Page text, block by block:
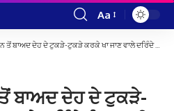
Font
Resizer
Aa
ਦੇਹ ਦੇ ਟੁਕੜੇ-ਟੁਕੜੇ ਕਰਕੇ ਖਾ ਜਾਣ ਵਾਲੇ ਦਰਿੰਦੇ ਨੂੰ ਸੁਣਾਈ ਗਈ ਮੌਤ ਦੀ ਸਜ਼ਾ
ਬਾਅਦ ਦੇਹ ਦੇ ਟੁਕੜੇ-